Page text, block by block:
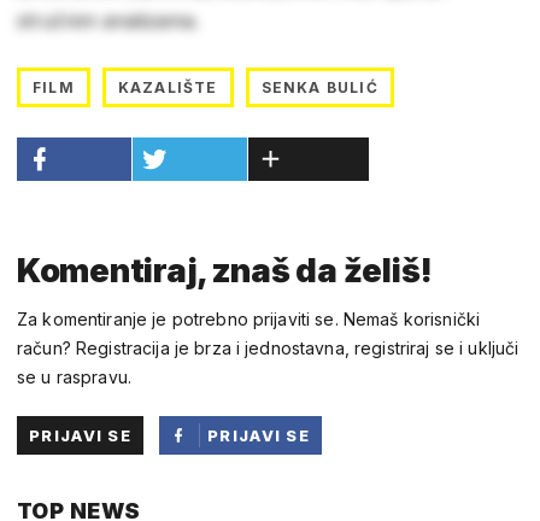
stručnim analizama.
FILM KAZALIŠTE SENKA BULIĆ
Komentiraj, znaš da želiš!
Za komentiranje je potrebno prijaviti se. Nemaš korisnički
račun? Registracija je brza i jednostavna, registriraj se i uključi
se u raspravu.
PRIJAVI SE
PRIJAVI SE
TOP NEWS